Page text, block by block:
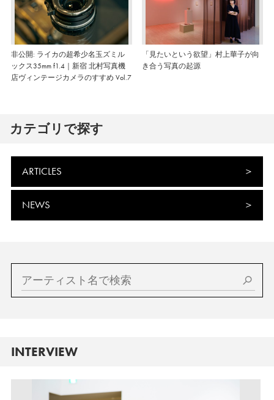
非公開: ライカの超希少名玉ズミル
ックス35mm f1.4｜新宿 北村写真機
店ヴィンテージカメラのすすめ Vol.7
「見たいという欲望」村上華子が向
き合う写真の起源
カテゴリで探す
ARTICLES
NEWS
INTERVIEW